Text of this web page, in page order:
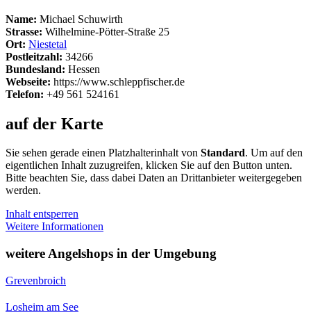
Name: Michael Schuwirth
Strasse: Wilhelmine-Pötter-Straße 25
Ort: Niestetal
Postleitzahl: 34266
Bundesland: Hessen
Webseite: https://www.schleppfischer.de
Telefon: +49 561 524161
auf der Karte
Sie sehen gerade einen Platzhalterinhalt von Standard. Um auf den
eigentlichen Inhalt zuzugreifen, klicken Sie auf den Button unten.
Bitte beachten Sie, dass dabei Daten an Drittanbieter weitergegeben
werden.
Inhalt entsperren
Weitere Informationen
weitere Angelshops in der Umgebung
Grevenbroich
Losheim am See